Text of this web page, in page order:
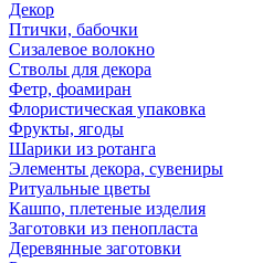
Декор
Птички, бабочки
Сизалевое волокно
Стволы для декора
Фетр, фоамиран
Флористическая упаковка
Фрукты, ягоды
Шарики из ротанга
Элементы декора, сувениры
Ритуальные цветы
Кашпо, плетеные изделия
Заготовки из пенопласта
Деревянные заготовки